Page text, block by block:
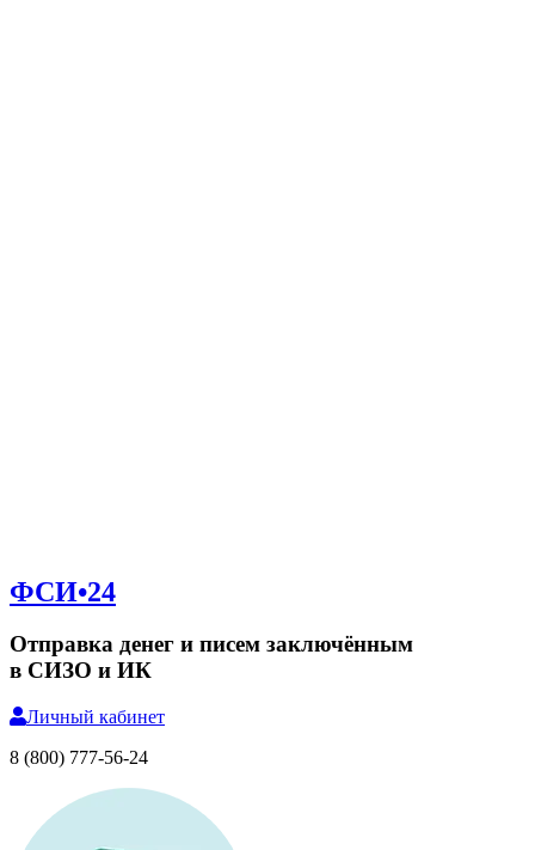
ФСИ•24
Отправка денег и писем заключённым
в СИЗО и ИК
Личный кабинет
8 (800) 777-56-24